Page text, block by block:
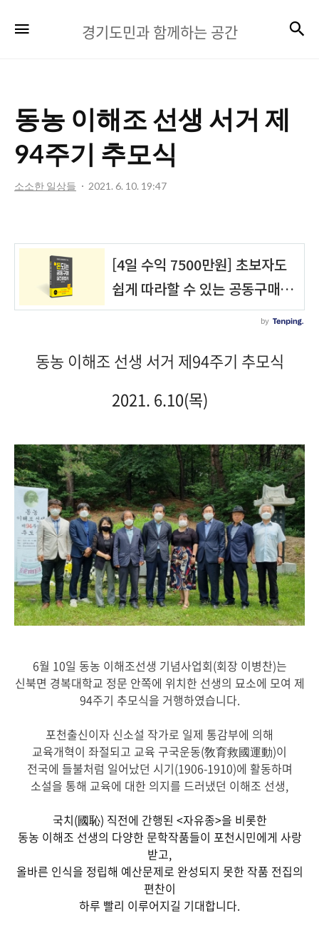
기
과
함
께
하
공
간
경기도민과 함께하는 공간
동농 이해조 선생 서거 제
94주기 추모식
소소한 일상들 2021. 6. 10. 19:47
동농 이해조 선생 서거 제94주기 추모식
2021. 6.10(목)
6월 10일 동농 이해조선생 기념사업회(회장 이병찬)는
신북면 경복대학교 정문 안쪽에 위치한 선생의 묘소에 모여 제
94주기 추모식을 거행하였습니다.
포천출신이자 신소설 작가로 일제 통감부에 의해
교육개혁이 좌절되고 교육 구국운동(敎育救國運動)이
전국에 들불처럼 일어났던 시기(1906-1910)에 활동하며
소설을 통해 교육에 대한 의지를 드러냈던 이해조 선생,
국치(國恥) 직전에 간행된 <자유종>을 비롯한
동농 이해조 선생의 다양한 문학작품들이 포천시민에게 사랑
받고,
올바른 인식을 정립해 예산문제로 완성되지 못한 작품 전집의
편찬이
하루 빨리 이루어지길 기대합니다.